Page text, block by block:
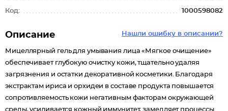
Код: 1000598082
Нашли ошибку в описании?
Описание
Мицеллярный гель для умывания лица «Мягкое очищение»
обеспечивает глубокую очистку кожи, тщательно удаляя
загрязнения и остатки декоративной косметики. Благодаря
экстрактам ириса и орхидеи в составе продукта повышается
сопротивляемость кожи негативным факторам окружающей